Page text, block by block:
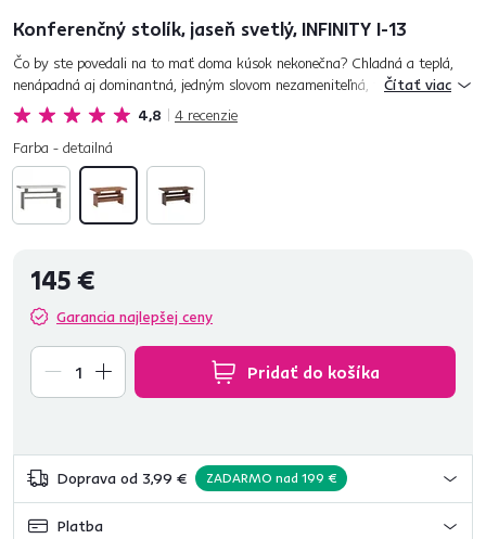
Konferenčný stolík, jaseň svetlý, INFINITY I-13
4,8 4 recenzie
Čo by ste povedali na to mať doma kúsok nekonečna? Chladná a teplá,
nenápadná aj dominantná, jedným slovom nezameniteľná, taká je
INFINITY. Poznajte všetky jej tváre a vyberte si to, čo najlepšie sadn...
Čítať viac
Farba - detailná
145 €
Garancia najlepšej ceny
Pridať do košíka
Doprava od 3,99 € ZADARMO nad 199 €
Platba